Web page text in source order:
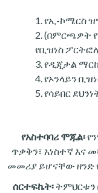
የኢ-ኮሜርስ
(በምርጫዎት
የቢዝነስ
የዲጂታል
የኦንላይን
የሳይበር
የአስተባባሪ ሞጁል፡
ጥቃቅን፣ አነስተኛ እና
መመሪያ ይሆናቸው ዘንድ
ሰርተፍኬት፡ትምህርቱን